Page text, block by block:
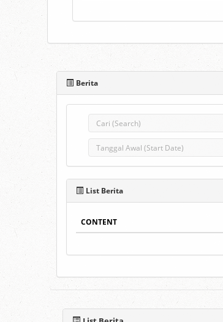
Berita
List Berita
CONTENT